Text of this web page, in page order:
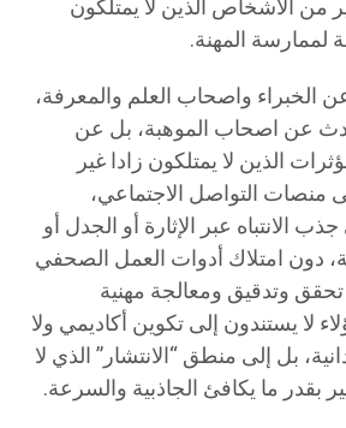
من الأشخاص الذين لا يمتلكون
لممارسة المهنة.
الخبراء واصحاب العلم والمعرفة،
عن اصحاب الموهبة، بل عن
الذين لا يمتلكون زادا غير
التواصل الاجتماعي،
الانتباه عبر الإثارة أو الجدل أو
دون امتلاك أدوات العمل الصحفي
وتدقيق ومعالجة مهنية
لا يستندون إلى تكوين أكاديمي ولا
بل إلى منطق “الانتشار” الذي لا
بقدر ما يكافئ الجاذبية والسرعة.